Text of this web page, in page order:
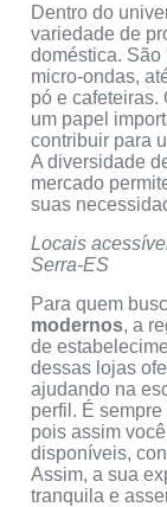
Dentro do
variedade de
doméstica. São
micro-ondas,
pó e cafeteiras.
um papel
contribuir para
A diversidade
mercado
suas
Locais
Serra-ES
Para quem
modernos, a
de
dessas lojas
ajudando na
perfil. É
pois assim
disponíveis,
Assim, a sua
tranquila e